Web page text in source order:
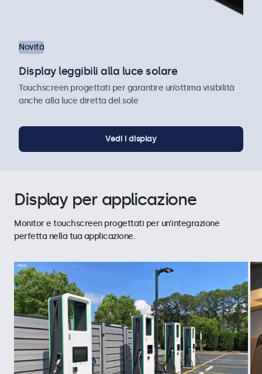
Novità
Display leggibili alla luce solare
Touchscreen progettati per garantire un’ottima visibilità
anche alla luce diretta del sole
Vedi i display
Display per applicazione
Monitor e touchscreen progettati per un’integrazione
perfetta nella tua applicazione.